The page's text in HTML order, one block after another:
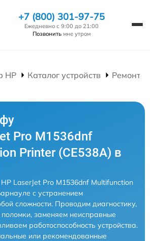
+7 (800) 301-97-75
Ежедневно с 9:00 до 21:00
Позвонить мне утром
HP Каталог устройств Ремонт
Pro M1536dnf
Printer (CE538A) в
LaserJet Pro M1536dnf Multifunction
с устранением
сложности. Проводим диагностику,
заменяем неисправные
работоспособность устройства.
или рекомендованные